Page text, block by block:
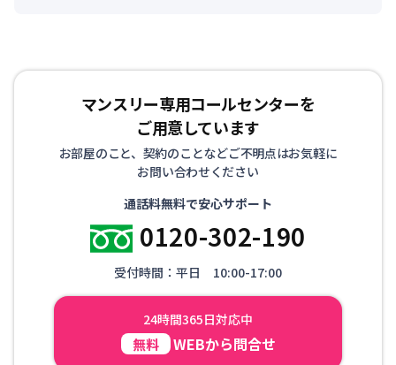
マンスリー専用コールセンターを
ご用意しています
お部屋のこと、契約のことなどご不明点はお気軽に
お問い合わせください
通話料無料で安心サポート
0120-302-190
受付時間：平日 10:00-17:00
24時間365日対応中
無料 WEBから問合せ